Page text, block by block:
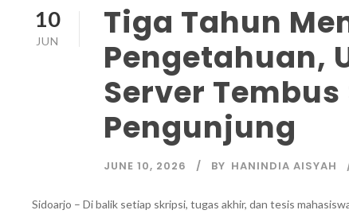
10
JUN
Tiga Tahun
Pengetahuan,
Server
Pengunjung
JUNE 10, 2026 BY HANINDIA AISYAH
Sidoarjo – Di balik setiap skripsi, tugas akhir, dan tesis